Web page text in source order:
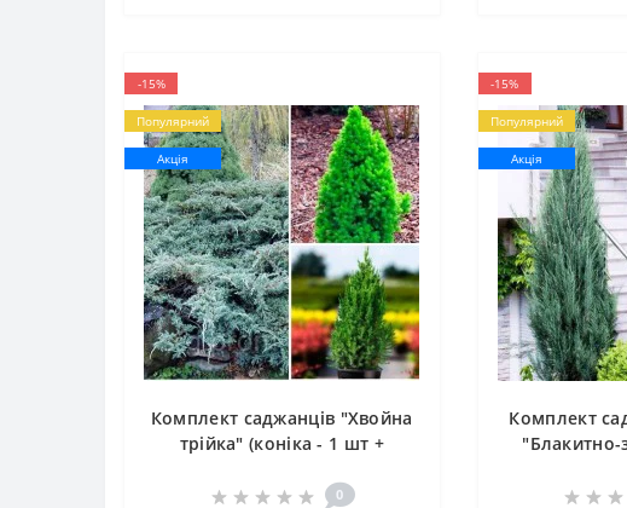
-15%
Популярний
Акція
Комплект саджанців "Хвойна
трійка" (коніка - 1 шт +
0
-15%
Популярний
Акція
Комплект
"Блакитно-